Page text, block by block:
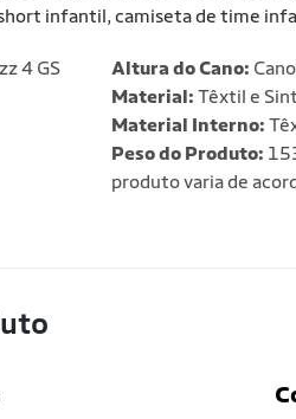
infantil, camiseta de time
4 GS
Altura do Cano:
Material: Têxtil e
Material Interno:
Peso do Produto:
produto varia de